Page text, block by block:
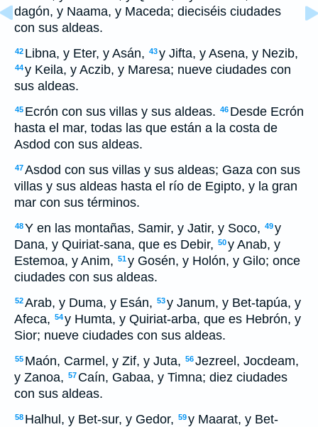
dagón, y Naama, y Maceda; dieciséis ciudades
con sus aldeas.
42 Libna, y Eter, y Asán, 43y Jifta, y Asena, y Nezib,
44y Keila, y Aczib, y Maresa; nueve ciudades con
sus aldeas.
45 Ecrón con sus villas y sus aldeas. 46 Desde Ecrón
hasta el mar, todas las que están a la costa de
Asdod con sus aldeas.
47Asdod con sus villas y sus aldeas; Gaza con sus
villas y sus aldeas hasta el río de Egipto, y la gran
mar con sus términos.
48Y en las montañas, Samir, y Jatir, y Soco, 49y
Dana, y Quiriat-sana, que es Debir, 50y Anab, y
Estemoa, y Anim, 51y Gosén, y Holón, y Gilo; once
ciudades con sus aldeas.
52Arab, y Duma, y Esán, 53y Janum, y Bet-tapúa, y
Afeca, 54y Humta, y Quiriat-arba, que es Hebrón, y
Sior; nueve ciudades con sus aldeas.
55 Maón, Carmel, y Zif, y Juta, 56Jezreel, Jocdeam,
y Zanoa, 57 Caín, Gabaa, y Timna; diez ciudades
con sus aldeas.
58 Halhul, y Bet-sur, y Gedor, 59y Maarat, y Bet-